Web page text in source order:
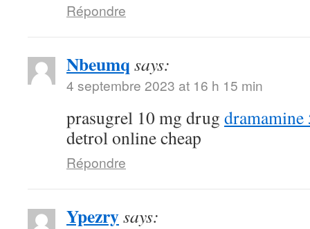
Répondre
Nbeumq says:
4 septembre 2023 at 16 h 15 min
prasugrel 10 mg drug dramamine
detrol online cheap
Répondre
Ypezrysays: